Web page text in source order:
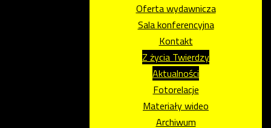
Oferta wydawnicza
Sala konferencyjna
Kontakt
Z życia Twierdzy
Aktualności
Fotorelacje
Materiały wideo
Archiwum